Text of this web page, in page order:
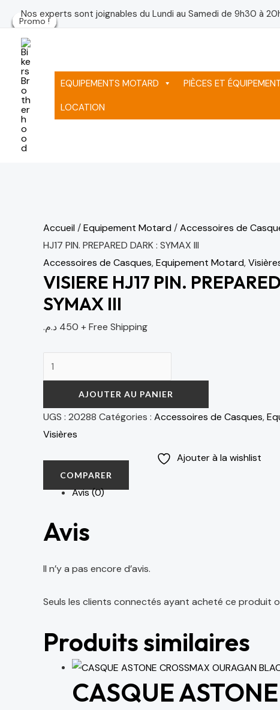
contenu
Nos experts sont joignables du Lundi au Samedi de 9h30 à
EQUIPEMENTS MOTARD PIÈCES ET
LOCATION
Accueil/Equipement Motard/Accessoires de
HJ17 PIN. PREPARED DARK : SYMAX III
Accessoires de Casques,Equipement Motard,
VISIERE HJ17 PIN.
SYMAX III
450 د.م. + Free Shipping
quantité
de
DARK
AJOUTER AU PANIER
UGS : 20288 Catégories : Accessoires de Casques,
Visières
Ajouter à la wishlist
COMPARER
Avis (0)
Avis
Il n’y a pas encore d’avis.
Seuls les clients connectés ayant acheté ce produit
Produits similaires
Promo !
Promo !
CASQUE
Promo !
Promo !
1,077 د.م..
Le
700 د.م..
Promo !
Promo !
1,662 د.م..
Le